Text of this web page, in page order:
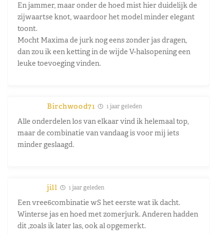
En jammer, maar onder de hoed mist hier duidelijk de
zijwaartse knot, waardoor het model minder elegant
toont.
Mocht Maxima de jurk nog eens zonder jas dragen,
dan zou ik een ketting in de wijde V-halsopening een
leuke toevoeging vinden.
Birchwood71 1 jaar geleden
Alle onderdelen los van elkaar vind ik helemaal top,
maar de combinatie van vandaag is voor mij iets
minder geslaagd.
jill 1 jaar geleden
Een vree6combinatie wS het eerste wat ik dacht.
Winterse jas en hoed met zomerjurk. Anderen hadden
dit ,zoals ik later las, ook al opgemerkt.